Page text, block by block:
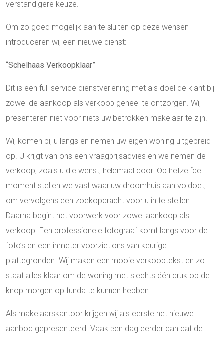
verstandigere keuze.
Om zo goed mogelijk aan te sluiten op deze wensen
introduceren wij een nieuwe dienst:
“Schelhaas Verkoopklaar”
Dit is een full service dienstverlening met als doel de klant bij
zowel de aankoop als verkoop geheel te ontzorgen. Wij
presenteren niet voor niets uw betrokken makelaar te zijn.
Wij komen bij u langs en nemen uw eigen woning uitgebreid
op. U krijgt van ons een vraagprijsadvies en we nemen de
verkoop, zoals u die wenst, helemaal door. Op hetzelfde
moment stellen we vast waar uw droomhuis aan voldoet,
om vervolgens een zoekopdracht voor u in te stellen.
Daarna begint het voorwerk voor zowel aankoop als
verkoop. Een professionele fotograaf komt langs voor de
foto’s en een inmeter voorziet ons van keurige
plattegronden. Wij maken een mooie verkooptekst en zo
staat alles klaar om de woning met slechts één druk op de
knop morgen op funda te kunnen hebben.
Als makelaarskantoor krijgen wij als eerste het nieuwe
aanbod gepresenteerd. Vaak een dag eerder dan dat de